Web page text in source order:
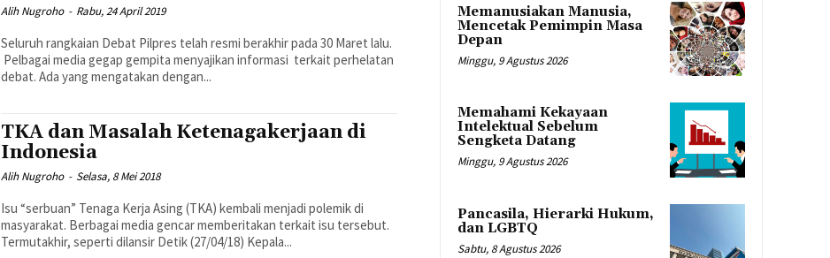
Alih Nugroho - Rabu, 24 April 2019
Seluruh rangkaian Debat Pilpres telah resmi berakhir pada 30 Maret lalu.
Pelbagai media gegap gempita menyajikan informasi terkait perhelatan
debat. Ada yang mengatakan dengan...
TKA dan Masalah Ketenagakerjaan di
Indonesia
Alih Nugroho - Selasa, 8 Mei 2018
Isu “serbuan” Tenaga Kerja Asing (TKA) kembali menjadi polemik di
masyarakat. Berbagai media gencar memberitakan terkait isu tersebut.
Termutakhir, seperti dilansir Detik (27/04/18) Kepala...
Memanusiakan Manusia,
Mencetak Pemimpin Masa
Depan
Minggu, 9 Agustus 2026
Memahami Kekayaan
Intelektual Sebelum
Sengketa Datang
Minggu, 9 Agustus 2026
Pancasila, Hierarki Hukum,
dan LGBTQ
Sabtu, 8 Agustus 2026